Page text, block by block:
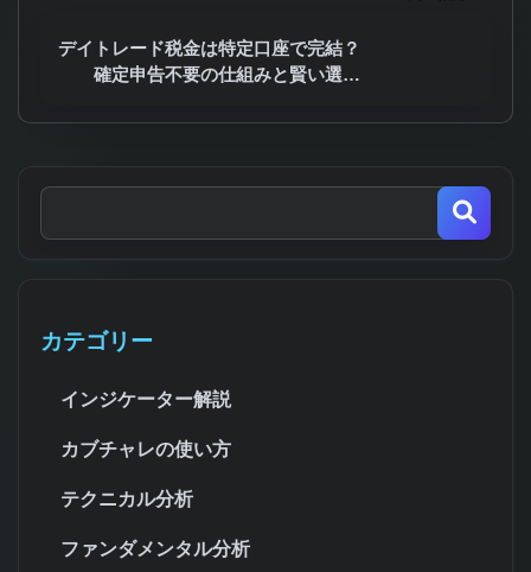
デイトレード税金は特定口座で完結？
確定申告不要の仕組みと賢い選…
カテゴリー
インジケーター解説
カブチャレの使い方
テクニカル分析
ファンダメンタル分析